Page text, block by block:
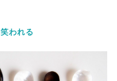
笑われる